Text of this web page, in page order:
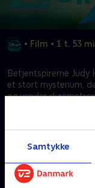
Samtykke
• Film • 1 t. 53
Betjentspirerne Judy
et stort mysterium,
og vender
Judy og Nick gå
deres voksende